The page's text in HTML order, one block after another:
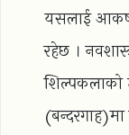
यसलाई
रहेछ ।
शिल्पकलाको